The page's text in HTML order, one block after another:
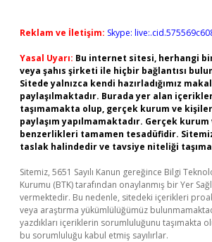
Reklam ve İletişim: Skype:
Yasal Uyarı: Bu internet sitesi, herhangi
veya şahıs şirketi ile hiçbir bağlantısı
Sitede yalnızca kendi hazırladığımız
paylaşılmaktadır. Burada yer alan
taşımamakta olup, gerçek kurum ve
paylaşım yapılmamaktadır. Gerçek
benzerlikleri tamamen tesadüfidir.
taslak halindedir ve tavsiye niteliği
Sitemiz, 5651 Sayılı Kanun gereğince Bilgi
Kurumu (BTK) tarafından onaylanmış bir Yer
vermektedir. Bu nedenle, sitedeki içerikleri
veya araştırma yükümlülüğümüz
yazdıkları içeriklerin sorumluluğunu taşımakta
bu sorumluluğu kabul etmiş sayılırlar.